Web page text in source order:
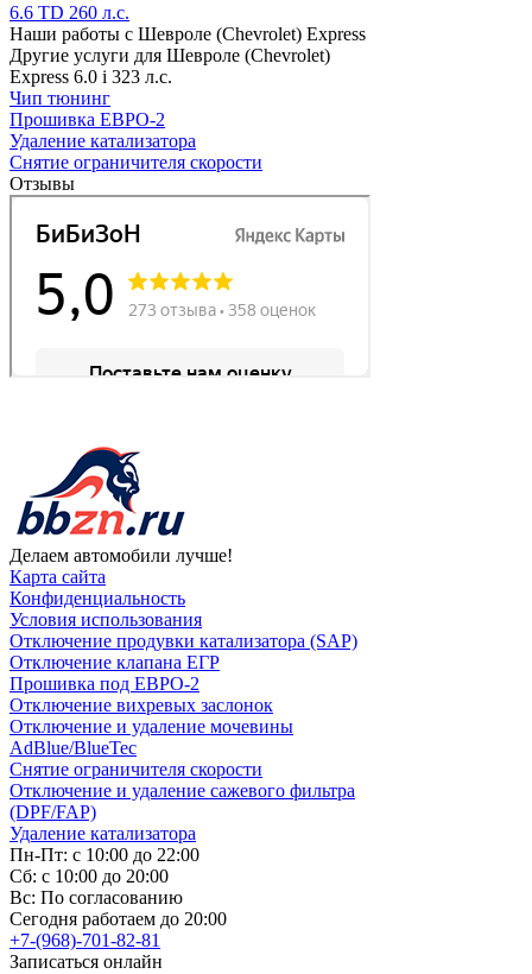
6.6 TD 260 л.с.
Наши работы с Шевроле (Chevrolet) Express
Другие услуги для Шевроле (Chevrolet)
Express 6.0 i 323 л.с.
Чип тюнинг
Прошивка ЕВРО-2
Удаление катализатора
Снятие ограничителя скорости
Отзывы
Делаем автомобили лучше!
Карта сайта
Конфиденциальность
Условия использования
Отключение продувки катализатора (SAP)
Отключение клапана ЕГР
Прошивка под ЕВРО-2
Отключение вихревых заслонок
Отключение и удаление мочевины
AdBlue/BlueTec
Снятие ограничителя скорости
Отключение и удаление сажевого фильтра
(DPF/FAP)
Удаление катализатора
Пн-Пт: с 10:00 до 22:00
Сб: с 10:00 до 20:00
Вс: По согласованию
Сегодня работаем до 20:00
+7-(968)-701-82-81
Записаться онлайн